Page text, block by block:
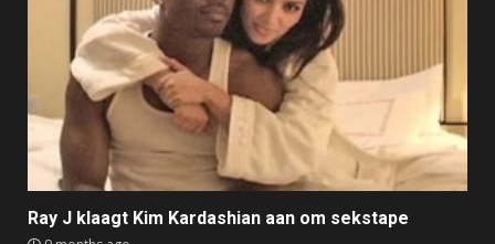
Ray J klaagt Kim Kardashian aan om sekstape